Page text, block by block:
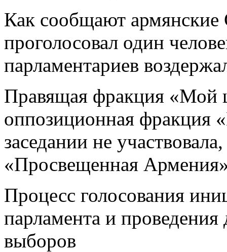
Как сообщают армянские
проголосовал один
парламентариев
Правящая фракция «Мой
оппозиционная фракция
заседании не
«Просвещенная
Процесс голосования
парламента и
выборов